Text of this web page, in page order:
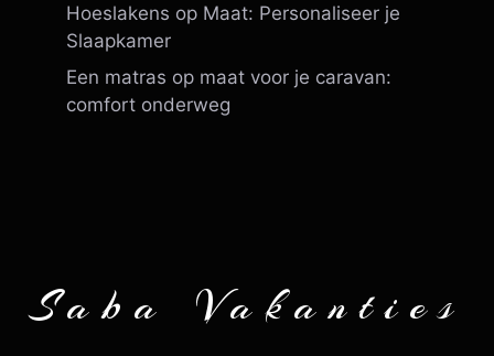
Hoeslakens op Maat: Personaliseer je
Slaapkamer
Een matras op maat voor je caravan:
comfort onderweg
Saba Vakanties